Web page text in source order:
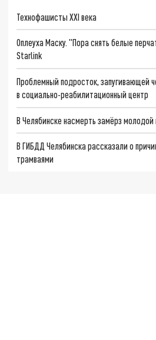
Технофашисты XXI века
Оплеуха Маску. "Пора снять белые
Starlink
Проблемный подросток, запугивающей
в социально-реабилитационный центр
В Челябинске насмерть замёрз молодой
В ГИБДД Челябинска рассказали о
трамваями